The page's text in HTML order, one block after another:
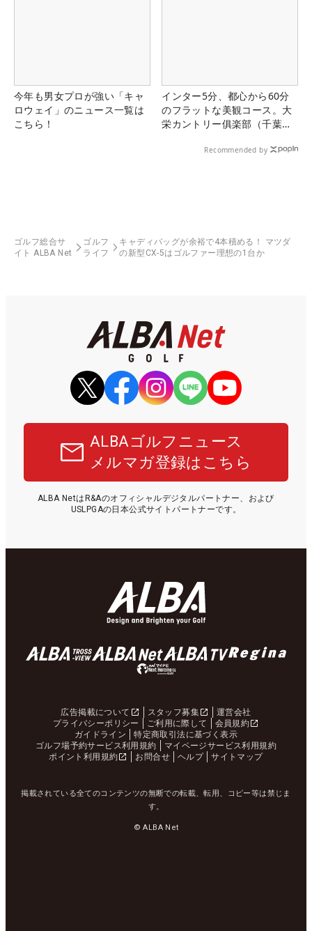
今年も男女プロが強い「キャ
ロウェイ」のニュース一覧は
こちら！
インター5分、都心から60分
のフラットな美観コース。大
栄カントリー俱楽部（千葉
Recommended by
ゴルフ総合サ
イト ALBA Net
ゴルフ
ライフ
キャディバッグが余裕で4本積める！ マツダ
の新型CX-5はゴルファー理想の1台か
ALBAゴルフニュース
メルマガ登録はこちら
ALBA NetはR&Aのオフィシャルデジタルパートナー、および
USLPGAの日本公式サイトパートナーです。
広告掲載について スタッフ募集
運営会社
プライバシーポリシー
ご利用に際して
会員規約
ガイドライン
特定商取引法に基づく表示
ゴルフ場予約サービス利用規約
マイページサービス利用規約
ポイント利用規約
お問合せ ヘルプ サイトマップ
掲載されている全てのコンテンツの無断での転載、転用、コピー等は禁じま
す。
© ALBA Net